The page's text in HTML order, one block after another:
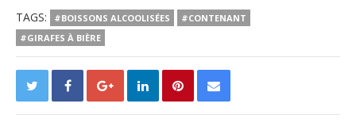
TAGS: #BOISSONS ALCOOLISÉES
#CONTENANT
#GIRAFES À BIÈRE